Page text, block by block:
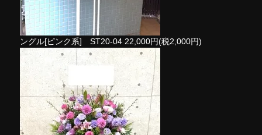
ングル[ピンク系] ST20-04 22,000円(税2,000円)